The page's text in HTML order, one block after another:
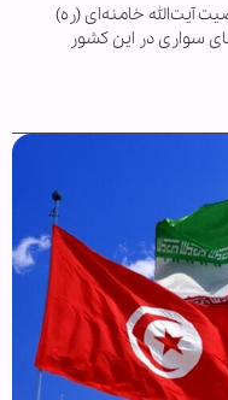
آیت‌الله خامنه‌ای (ره)
سواری در این کشور